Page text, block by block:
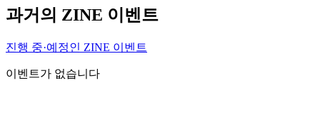
과거의 ZINE 이벤트
진행 중·예정인 ZINE 이벤트
이벤트가 없습니다